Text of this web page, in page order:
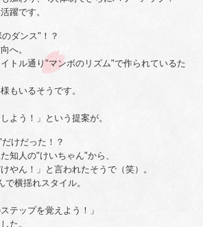
躍です。
ダンス"！？
へ。
トル通り"マンボのリズム"で作られているた
もいるそうです。
よう！」という提案が。
けだった！？
知人の"けいちゃん"から、
やん！」と言われたそうで（笑）。
横揺れスタイル。
テップを覚えよう！」
た。